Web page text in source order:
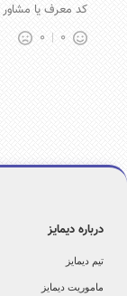
کد معرف یا مشاور
0
0
درباره دیمایز
تیم دیمایز
ماموریت دیمایز